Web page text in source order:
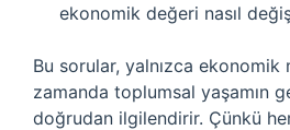
ekonomik değeri nasıl
Bu sorular, yalnızca ekonomik
zamanda toplumsal yaşamın
doğrudan ilgilendirir. Çünkü